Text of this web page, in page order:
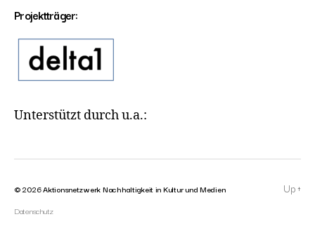
Projektträger:
Unterstützt durch u.a.:
© 2026Aktionsnetzwerk Nachhaltigkeit in Kultur und Medien
Datenschutz
Up↑